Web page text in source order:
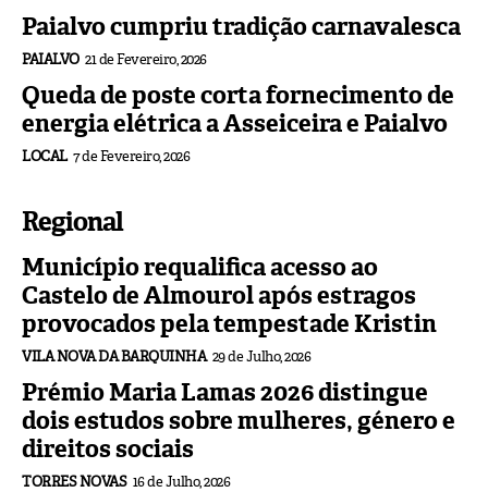
Paialvo cumpriu tradição carnavalesca
PAIALVO 21 de Fevereiro, 2026
Queda de poste corta fornecimento de
energia elétrica a Asseiceira e Paialvo
LOCAL 7 de Fevereiro, 2026
Regional
Município requalifica acesso ao
Castelo de Almourol após estragos
provocados pela tempestade Kristin
VILA NOVA DA BARQUINHA 29 de Julho, 2026
Prémio Maria Lamas 2026 distingue
dois estudos sobre mulheres, género e
direitos sociais
TORRES NOVAS 16 de Julho, 2026